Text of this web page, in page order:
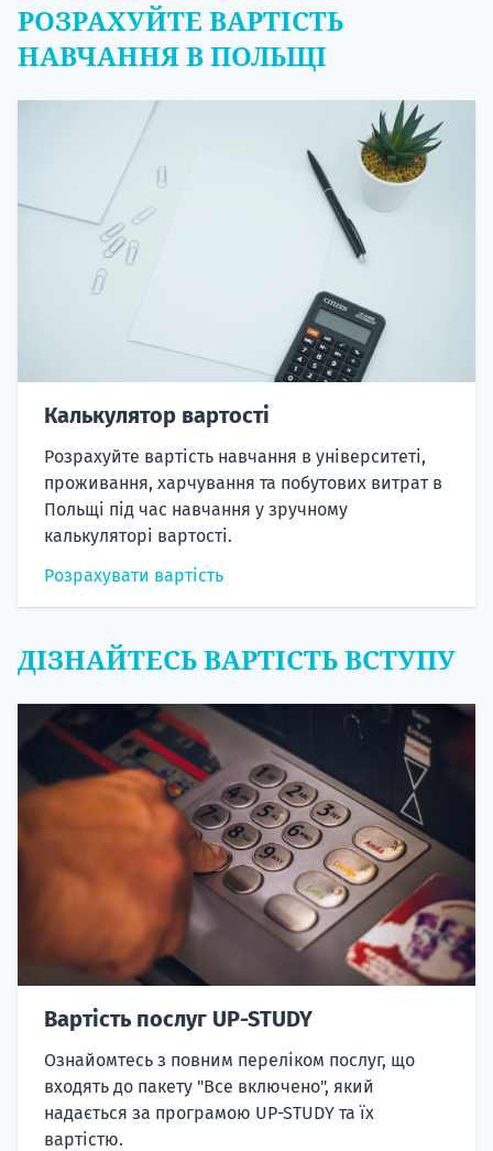
РОЗРАХУЙТЕ ВАРТІСТЬ
НАВЧАННЯ В ПОЛЬЩІ
Калькулятор вартості
Розрахуйте вартість навчання в університеті,
проживання, харчування та побутових витрат в
Польщі під час навчання у зручному
калькуляторі вартості.
Розрахувати вартість
ДІЗНАЙТЕСЬ ВАРТІСТЬ ВСТУПУ
Вартість послуг UP-STUDY
Ознайомтесь з повним переліком послуг, що
входять до пакету "Все включено", який
надається за програмою UP-STUDY та їх
вартістю.